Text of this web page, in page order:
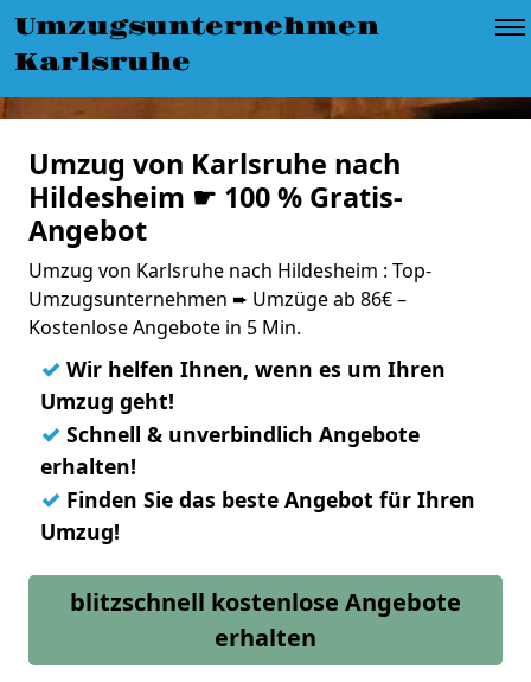
Umzugsunternehmen
Karlsruhe
Umzug von Karlsruhe nach
Hildesheim ☛ 100 % Gratis-
Angebot
Umzug von Karlsruhe nach Hildesheim : Top-
Umzugsunternehmen ➨ Umzüge ab 86€ –
Kostenlose Angebote in 5 Min.
✓ Wir helfen Ihnen, wenn es um Ihren
Umzug geht!
✓ Schnell & unverbindlich Angebote
erhalten!
✓ Finden Sie das beste Angebot für Ihren
Umzug!
blitzschnell kostenlose Angebote
erhalten